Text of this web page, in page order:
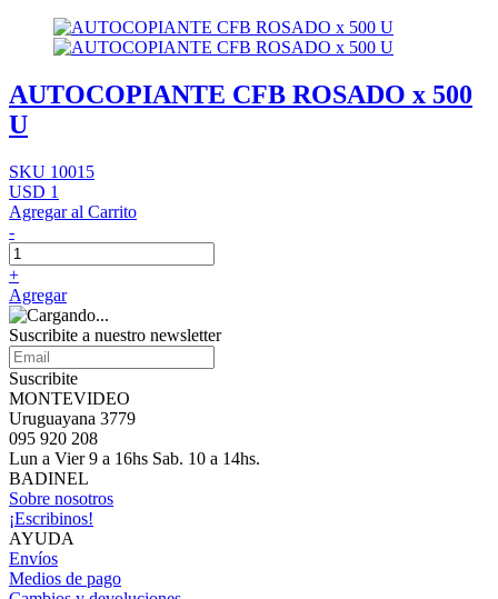
AUTOCOPIANTE CFB ROSADO x 500
U
SKU 10015
USD 1
Agregar al Carrito
-
+
Agregar
Suscribite a nuestro newsletter
Suscribite
MONTEVIDEO
Uruguayana 3779
095 920 208
Lun a Vier 9 a 16hs Sab. 10 a 14hs.
BADINEL
Sobre nosotros
¡Escribinos!
AYUDA
Envíos
Medios de pago